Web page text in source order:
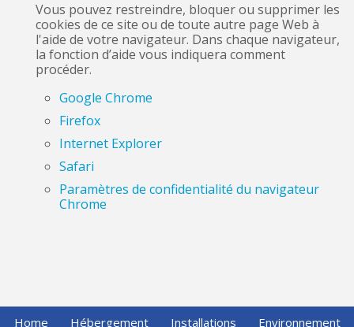
Vous pouvez restreindre, bloquer ou supprimer les
cookies de ce site ou de toute autre page Web à
l'aide de votre navigateur. Dans chaque navigateur,
la fonction d’aide vous indiquera comment
procéder.
Google Chrome
Firefox
Internet Explorer
Safari
Paramètres de confidentialité du navigateur
Chrome
Home Hébergement Installations
Environnement